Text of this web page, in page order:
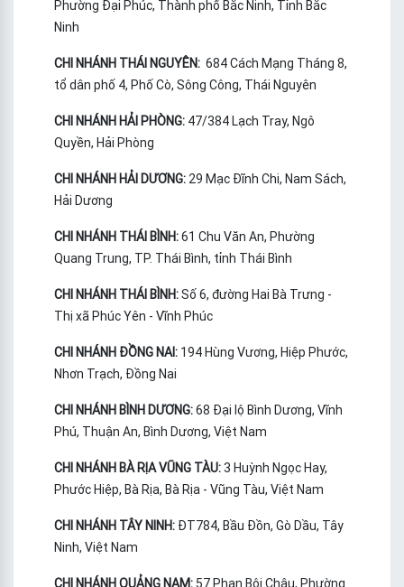
Phường Đại Phúc, Thành phố Bắc Ninh, Tỉnh Bắc
Ninh
CHI NHÁNH THÁI NGUYÊN: 684 Cách Mạng Tháng 8,
tổ dân phố 4, Phố Cò, Sông Công, Thái Nguyên
CHI NHÁNH HẢI PHÒNG: 47/384 Lạch Tray, Ngô
Quyền, Hải Phòng
CHI NHÁNH HẢI DƯƠNG: 29 Mạc Đĩnh Chi, Nam Sách,
Hải Dương
CHI NHÁNH THÁI BÌNH:61 Chu Văn An, Phường
Quang Trung, TP. Thái Bình, tỉnh Thái Bình
CHI NHÁNH THÁI BÌNH:Số 6, đường Hai Bà Trưng -
Thị xã Phúc Yên - Vĩnh Phúc
CHI NHÁNH ĐỒNG NAI: 194 Hùng Vương, Hiệp Phước,
Nhơn Trạch, Đồng Nai
CHI NHÁNH BÌNH DƯƠNG:68 Đại lộ Bình Dương, Vĩnh
Phú, Thuận An, Bình Dương, Việt Nam
CHI NHÁNH BÀ RỊA VŨNG TÀU:3 Huỳnh Ngọc Hay,
Phước Hiệp, Bà Rịa, Bà Rịa - Vũng Tàu, Việt Nam
CHI NHÁNH TÂY NINH: ĐT784, Bầu Đồn, Gò Dầu, Tây
Ninh, Việt Nam
CHI NHÁNH QUẢNG NAM: 57 Phan Bội Châu, Phường